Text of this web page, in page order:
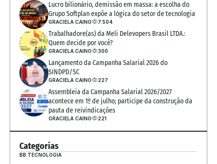
Lucro bilionário, demissão em massa: a escolha do
Grupo Softplan expõe a lógica do setor de tecnologia
GRACIELA CAINO 7.504
Trabalhadore(as) da Meli Delevopers Brasil LTDA.:
Quem decide por você?
GRACIELA CAINO 300
Lançamento da Campanha Salarial 2026 do
SINDPD/SC
GRACIELA CAINO 227
Assembleia da Campanha Salarial 2026/2027
acontece em 1º de julho; participe da construção da
pauta de reivindicações
GRACIELA CAINO 221
Categorias
BB TECNOLOGIA